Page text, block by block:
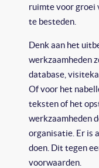
ruimte voor groei
te besteden.
Denk aan het
werkzaamheden
database,
Of voor het
teksten of het
werkzaamheden
organisatie. Er is
doen. Dit tegen
voorwaarden.